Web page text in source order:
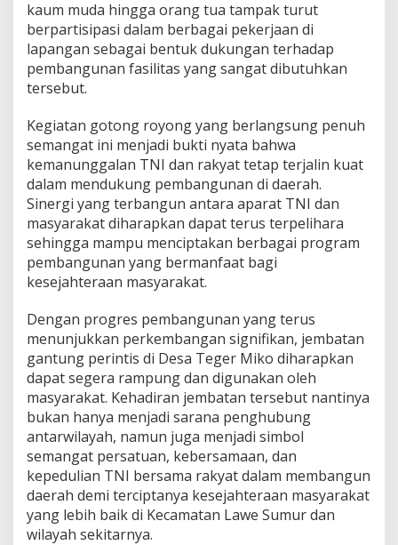
kaum muda hingga orang tua tampak turut
berpartisipasi dalam berbagai pekerjaan di
lapangan sebagai bentuk dukungan terhadap
pembangunan fasilitas yang sangat dibutuhkan
tersebut.
Kegiatan gotong royong yang berlangsung penuh
semangat ini menjadi bukti nyata bahwa
kemanunggalan TNI dan rakyat tetap terjalin kuat
dalam mendukung pembangunan di daerah.
Sinergi yang terbangun antara aparat TNI dan
masyarakat diharapkan dapat terus terpelihara
sehingga mampu menciptakan berbagai program
pembangunan yang bermanfaat bagi
kesejahteraan masyarakat.
Dengan progres pembangunan yang terus
menunjukkan perkembangan signifikan, jembatan
gantung perintis di Desa Teger Miko diharapkan
dapat segera rampung dan digunakan oleh
masyarakat. Kehadiran jembatan tersebut nantinya
bukan hanya menjadi sarana penghubung
antarwilayah, namun juga menjadi simbol
semangat persatuan, kebersamaan, dan
kepedulian TNI bersama rakyat dalam membangun
daerah demi terciptanya kesejahteraan masyarakat
yang lebih baik di Kecamatan Lawe Sumur dan
wilayah sekitarnya.